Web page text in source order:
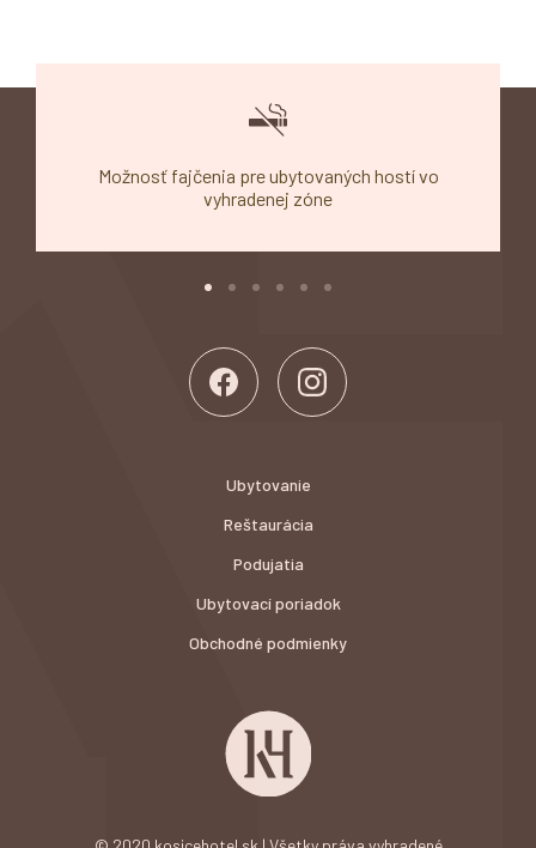
Možnosť fajčenia pre ubytovaných hostí vo
vyhradenej zóne
Ubytovanie
Reštaurácia
Podujatia
Ubytovací poriadok
Obchodné podmienky